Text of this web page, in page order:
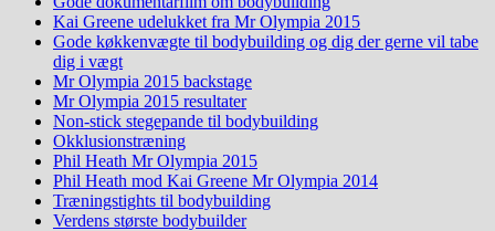
Kai Greene udelukket fra Mr Olympia 2015
Gode køkkenvægte til bodybuilding og dig der gerne vil tabe
dig i vægt
Mr Olympia 2015 backstage
Mr Olympia 2015 resultater
Non-stick stegepande til bodybuilding
Okklusionstræning
Phil Heath Mr Olympia 2015
Phil Heath mod Kai Greene Mr Olympia 2014
Træningstights til bodybuilding
Verdens største bodybuilder